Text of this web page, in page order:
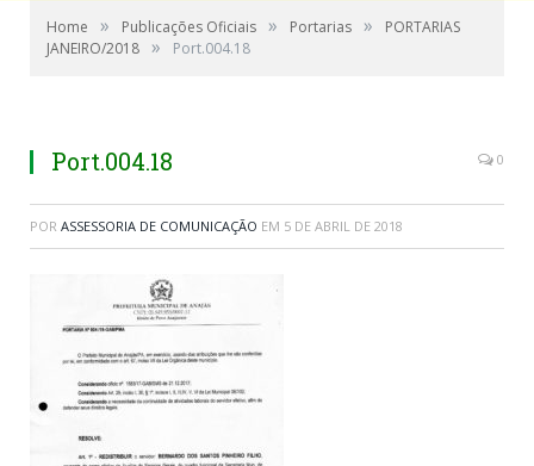
Home » Publicações Oficiais » Portarias »
PORTARIAS
JANEIRO/2018 » Port.004.18
Port.004.18 0
POR ASSESSORIA DE COMUNICAÇÃO EM 5 DE ABRIL DE 2018